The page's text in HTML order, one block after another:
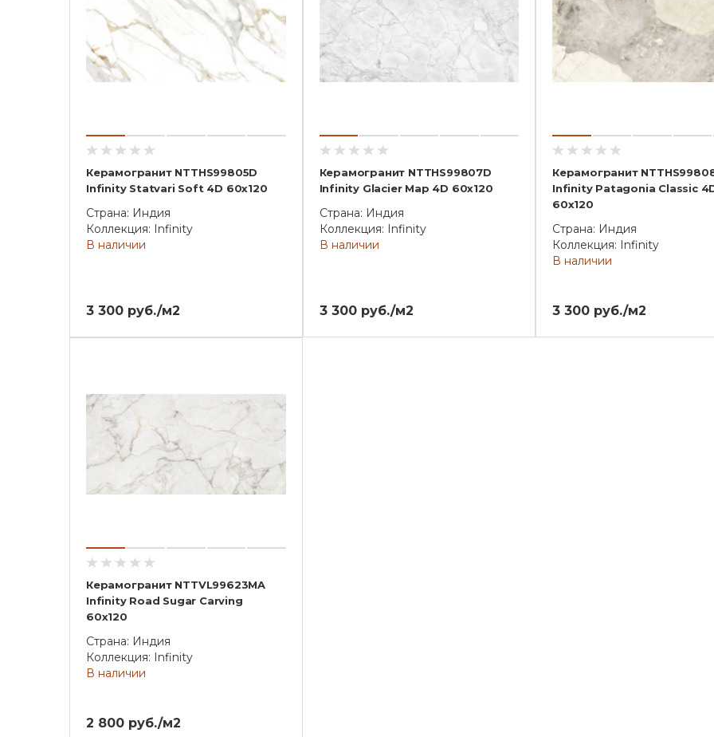
Керамогранит NTTHS99805D
Infinity Statvari Soft 4D 60x120
Страна: Индия
Коллекция: Infinity
В наличии
3 300 руб./м2
Керамогранит NTTHS99807D
Infinity Glacier Map 4D 60x120
Страна: Индия
Коллекция: Infinity
В наличии
3 300 руб./м2
Керамогранит
Infinity Patagonia Classic
60x120
Страна: Индия
Коллекция: Infinity
В наличии
3 300 руб./м2
Керамогранит NTTVL99623MA
Infinity Road Sugar Carving
60x120
Страна: Индия
Коллекция: Infinity
В наличии
2 800 руб./м2